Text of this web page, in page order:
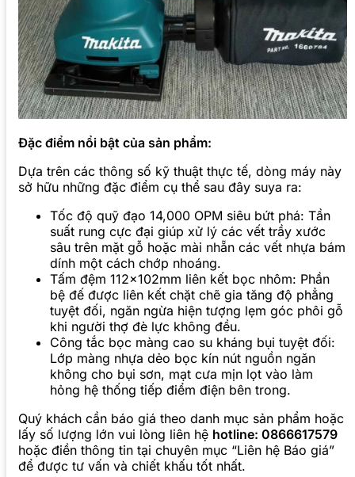
Đặc điểm nổi bật của sản phẩm:
Dựa trên các thông số kỹ thuật thực tế, dòng máy này
sở hữu những đặc điểm cụ thể sau đây suya ra:
Tốc độ quỹ đạo 14,000 OPM siêu bứt phá: Tần
suất rung cực đại giúp xử lý các vết trầy xước
sâu trên mặt gỗ hoặc mài nhẵn các vết nhựa bám
dính một cách chớp nhoáng.
Tấm đệm 112x102mm liên kết bọc nhôm: Phần
bệ đế được liên kết chặt chẽ gia tăng độ phẳng
tuyệt đối, ngăn ngừa hiện tượng lẹm góc phôi gỗ
khi người thợ đè lực không đều.
Công tắc bọc màng cao su kháng bụi tuyệt đối:
Lớp màng nhựa dẻo bọc kín nút nguồn ngăn
không cho bụi sơn, mạt cưa mịn lọt vào làm
hỏng hệ thống tiếp điểm điện bên trong.
Quý khách cần báo giá theo danh mục sản phẩm hoặc
lấy số lượng lớn vui lòng liên hệ hotline: 0866617579
hoặc điền thông tin tại chuyên mục “Liên hệ Báo giá”
để được tư vấn và chiết khấu tốt nhất.